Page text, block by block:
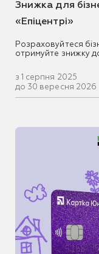
Знижка для
«Епіцентрі»
Розраховуйтеся
отримуйте знижку
з 1 серпня 2025
до 30 вересня 2026